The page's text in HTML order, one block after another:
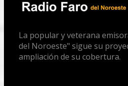
La popular y veterana
del Noroeste" sigue su
ampliación de su cobertura.